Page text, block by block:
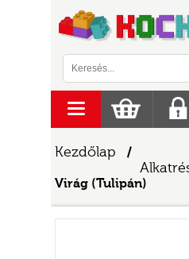
Kezdőlap /
Virág (Tulipán)